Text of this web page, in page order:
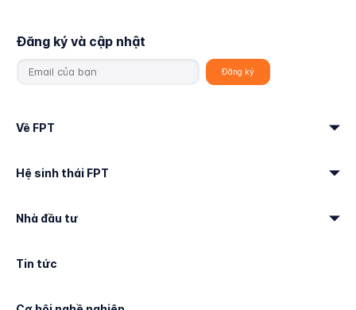
Đăng ký và cập nhật
Về FPT
Hệ sinh thái FPT
Nhà đầu tư
Tin tức